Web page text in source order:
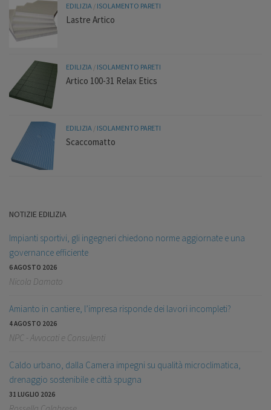
EDILIZIA / ISOLAMENTO PARETI
Lastre Artico
EDILIZIA / ISOLAMENTO PARETI
Artico 100-31 Relax Etics
EDILIZIA / ISOLAMENTO PARETI
Scaccomatto
NOTIZIE EDILIZIA
Impianti sportivi, gli ingegneri chiedono norme aggiornate e una
governance efficiente
6 AGOSTO 2026
Nicola Damato
Amianto in cantiere, l’impresa risponde dei lavori incompleti?
4 AGOSTO 2026
NPC - Avvocati e Consulenti
Caldo urbano, dalla Camera impegni su qualità microclimatica,
drenaggio sostenibile e città spugna
31 LUGLIO 2026